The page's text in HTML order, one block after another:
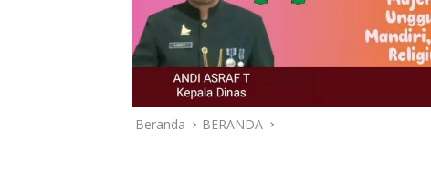
Beranda BERANDA